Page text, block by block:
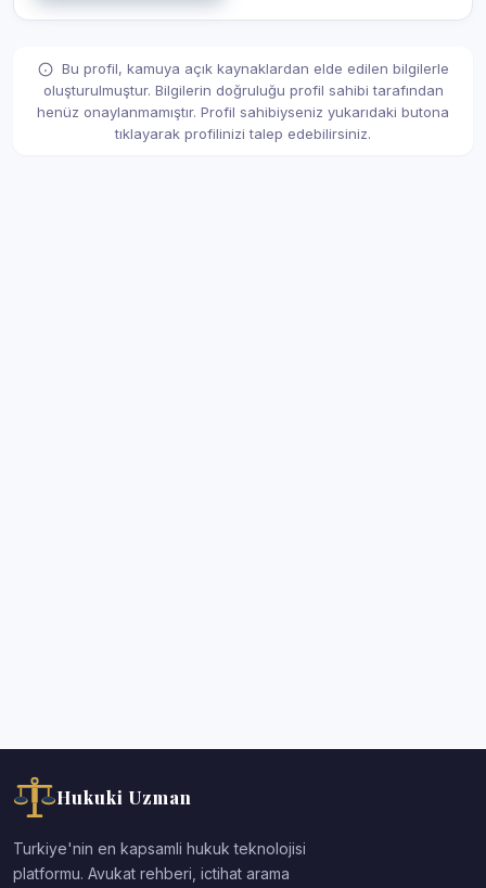
Bu profil, kamuya açık kaynaklardan elde edilen bilgilerle
oluşturulmuştur. Bilgilerin doğruluğu profil sahibi tarafından
henüz onaylanmamıştır. Profil sahibiyseniz yukarıdaki butona
tıklayarak profilinizi talep edebilirsiniz.
Hukuki Uzman
Turkiye'nin en kapsamli hukuk teknolojisi
platformu. Avukat rehberi, ictihat arama